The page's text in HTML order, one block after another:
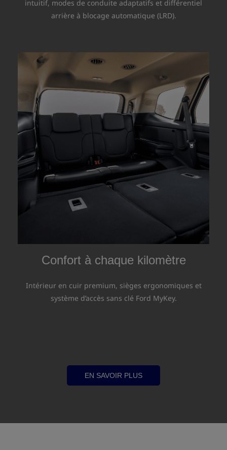
intuitif, modes de conduite adaptatifs et différentiel
arrière à blocage automatique (LRD).
Confort à chaque kilomètre
Intérieur en cuir premium, sièges ergonomiques et
système d’accès sans clé Ford MyKey.
EN SAVOIR PLUS